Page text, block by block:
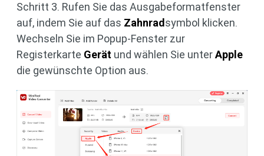
Schritt 3. Rufen Sie das Ausgabeformatfenster
auf, indem Sie auf das Zahnrad symbol klicken.
Wechseln Sie im Popup-Fenster zur
Registerkarte Gerät und wählen Sie unterApple
die gewünschte Option aus.